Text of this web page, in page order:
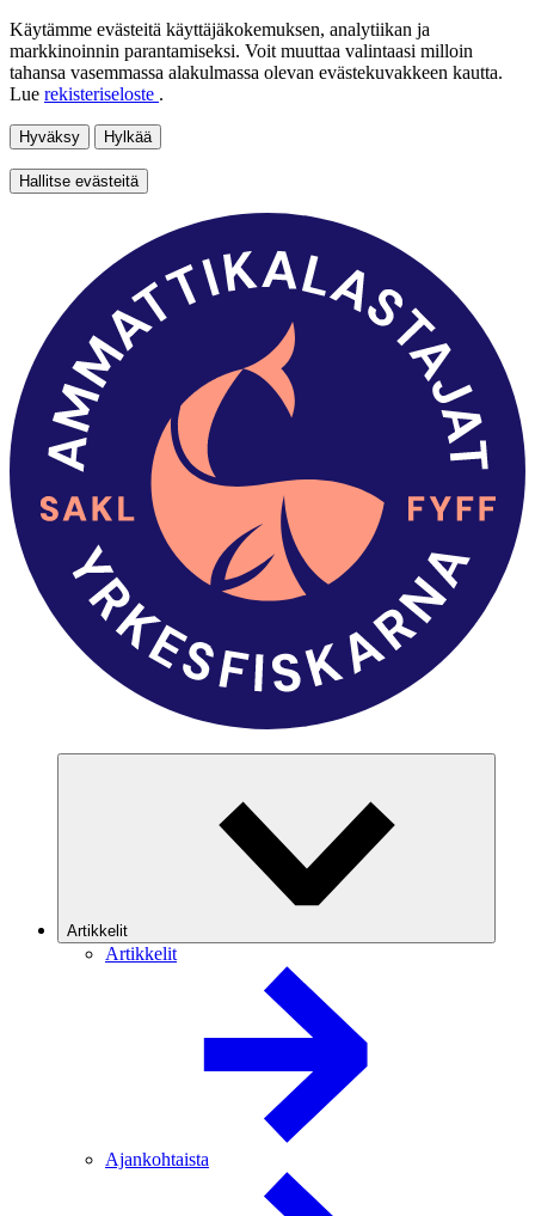
Käytämme evästeitä käyttäjäkokemuksen, analytiikan ja
markkinoinnin parantamiseksi. Voit muuttaa valintaasi milloin
tahansa vasemmassa alakulmassa olevan evästekuvakkeen kautta.
Lue rekisteriseloste .
Hyväksy Hylkää
Hallitse evästeitä
Artikkelit
Artikkelit
Ajankohtaista